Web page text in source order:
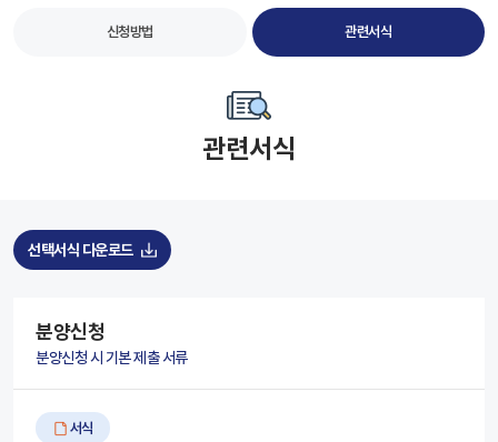
신청방법 관련서식
관련서식
선택서식 다운로드
분양신청
분양신청 시 기본 제출 서류
서식